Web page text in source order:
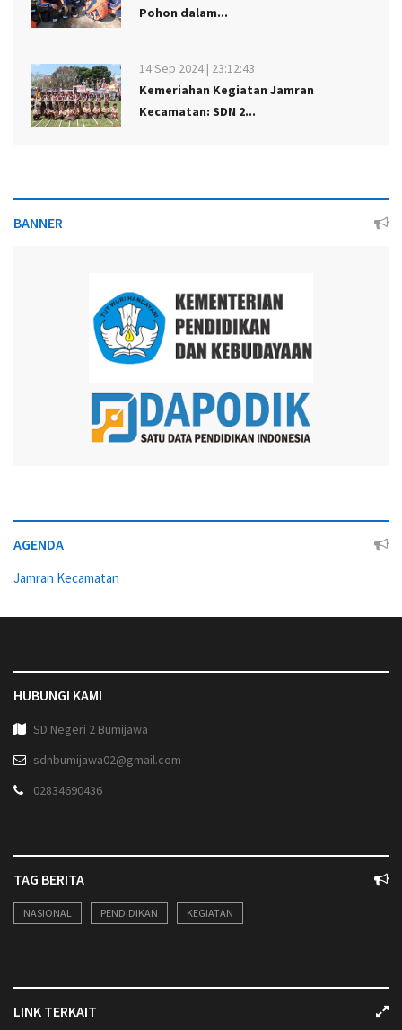
Pohon dalam...
14 Sep 2024 | 23:12:43
Kemeriahan Kegiatan Jamran
Kecamatan: SDN 2...
BANNER
AGENDA
Jamran Kecamatan
HUBUNGI KAMI
SD Negeri 2 Bumijawa
sdnbumijawa02@gmail.com
02834690436
TAG BERITA
NASIONAL PENDIDIKAN KEGIATAN
LINK TERKAIT